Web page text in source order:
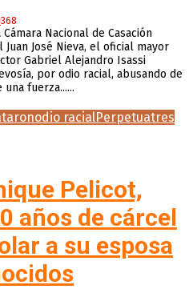
368
Nacional de Casación
José Nieva, el oficial mayor
Gabriel Alejandro Isassi
por odio racial, abusando de
fuerza......
odio racialPerpetuatres
Pelicot,
años de cárcel
a su esposa